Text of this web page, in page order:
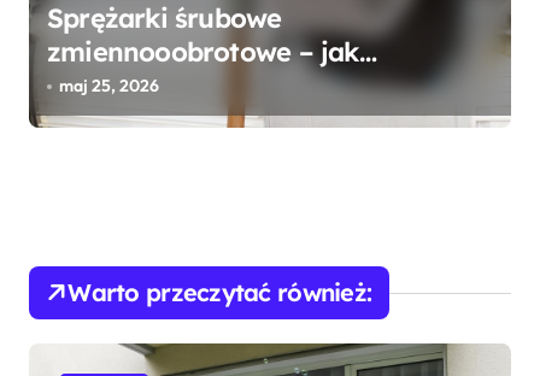
Sprężarki śrubowe
zmiennooobrotowe – jak
ograniczyć koszty sprężonego
powietrza bez utraty wydajności?
maj 25, 2026
Warto przeczytać również: